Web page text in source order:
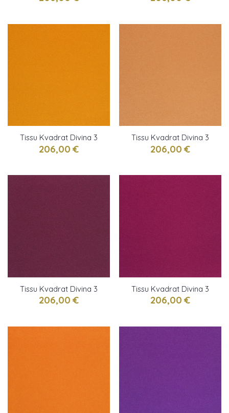
Tissu Kvadrat Divina 3
Gomme-gutte
206,00 €
Tissu Kvadrat Divina 3
saumon
206,00 €
Tissu Kvadrat Divina 3
pourpre
206,00 €
Tissu Kvadrat Divina 3
rouge violet
206,00 €